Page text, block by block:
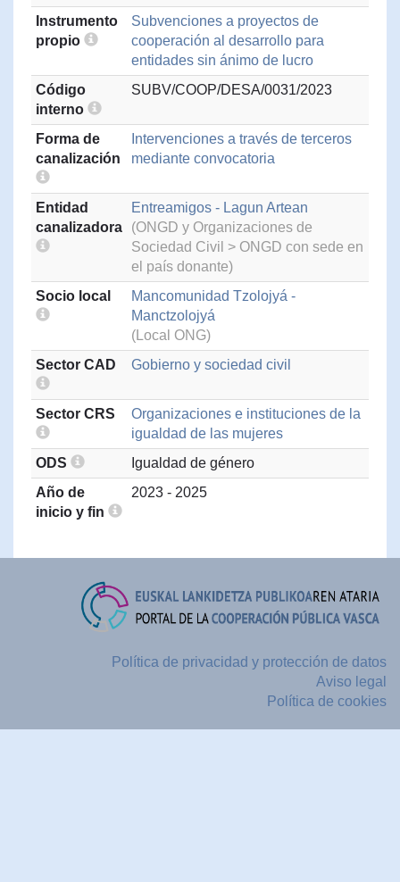
Instrumento
propio
Subvenciones a proyectos de
cooperación al desarrollo para
entidades sin ánimo de lucro
Código
interno
SUBV/COOP/DESA/0031/2023
Forma de
canalización
Intervenciones a través de terceros
mediante convocatoria
Entidad
canalizadora
Entreamigos - Lagun Artean
(ONGD y Organizaciones de
Sociedad Civil > ONGD con sede en
el país donante)
Socio local
Mancomunidad Tzolojyá -
Manctzolojyá
(Local ONG)
Sector CAD
Gobierno y sociedad civil
Sector CRS
Organizaciones e instituciones de la
igualdad de las mujeres
ODS
Igualdad de género
Año de
inicio y fin
2023 - 2025
Política de privacidad y protección de datos
Aviso legal
Política de cookies